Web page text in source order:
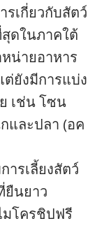
เกี่ยวกับสัตว์
ดในภาคใต้
น่ายอาหาร
ยังมีการแบ่ง
เช่น โซน
และปลา (อค
ารเลี้ยงสัตว์
ยืนยาว
มโครชิปฟรี